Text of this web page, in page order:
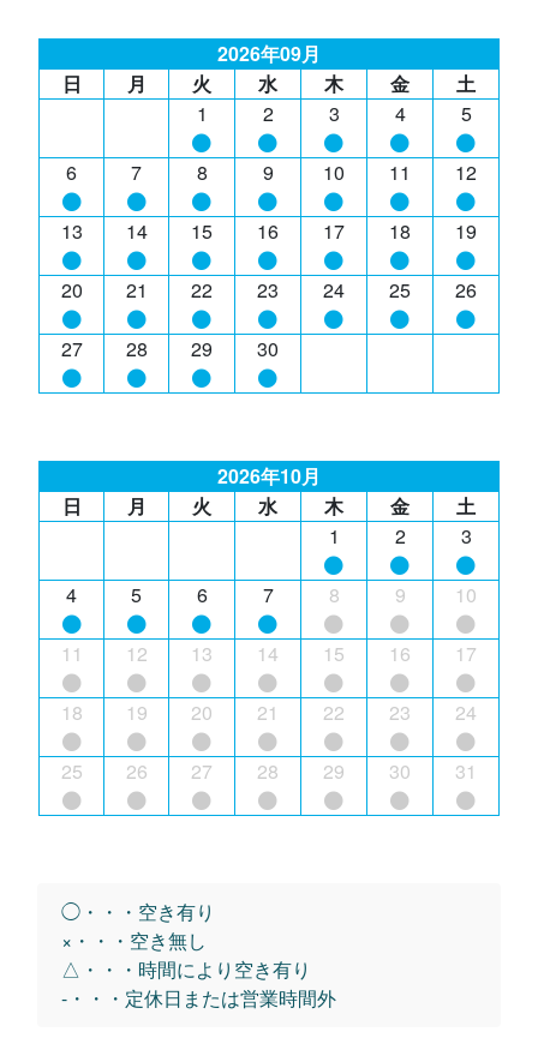
2026年09月
日
月 火 水 木 金
土
1
2 3 4 5
6 7 8 9 10 11 12
13 14 15 16 17 18 19
20 21 22 23 24 25 26
27 28 29 30
2026年10月
日
月 火 水 木 金
土
1
2 3
4 5 6 7 8 9 10
11 12 13 14 15 16 17
18 19 20 21 22 23 24
25 26 27 28 29 30 31
◯・・・空き有り
×・・・空き無し
△・・・時間により空き有り
-・・・定休日または営業時間外